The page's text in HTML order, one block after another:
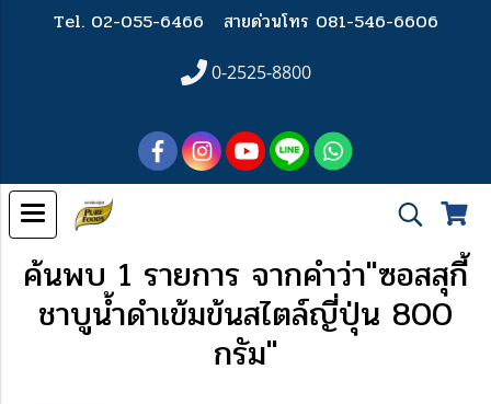
Tel. 02-055-6466 สายด่วนโทร 081-546-6606
0-2525-8800
ค้นพบ 1 รายการ จากคำว่า"ซอสสุกี้
ชาบูน้ำดำเข้มข้นสไตล์ญี่ปุ่น 800
กรัม"